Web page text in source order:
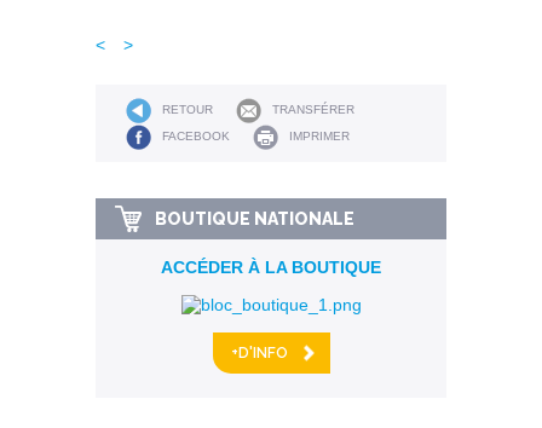
< >
RETOUR
TRANSFÉRER
FACEBOOK
IMPRIMER
BOUTIQUE NATIONALE
ACCÉDER À LA BOUTIQUE
+D'INFO